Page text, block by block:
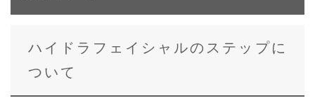
ハイドラフェイシャルのステップに
ついて